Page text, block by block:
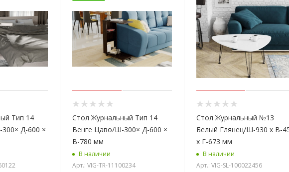
Тип 14
Д-600 ×
Стол Журнальный Тип 14
Венге Цаво/Ш-300× Д-600 ×
В-780 мм
В наличии
Арт.: VIG-TR-11100234
Стол Журнальный №13
Белый Глянец/Ш-930 х В-
х Г-673 мм
В наличии
Арт.: VIG-SL-100022456